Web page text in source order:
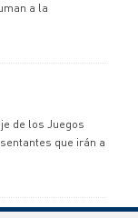
a la
de los Juegos
que irán a